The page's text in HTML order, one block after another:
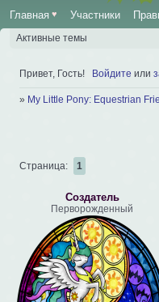
Главная ♥ Участники
Активные темы
Привет, Гость! Войдите или
» My Little Pony: Equestrian
Страница: 1
Создатель
Перворожденный